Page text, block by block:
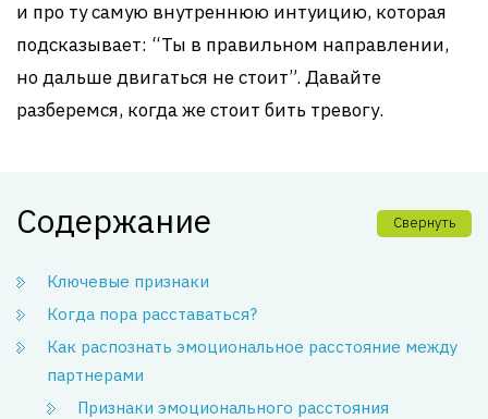
и про ту самую внутреннюю интуицию, которая
подсказывает: “Ты в правильном направлении,
но дальше двигаться не стоит”. Давайте
разберемся, когда же стоит бить тревогу.
Содержание Свернуть
Ключевые признаки
Когда пора расставаться?
Как распознать эмоциональное расстояние между
партнерами
Признаки эмоционального расстояния